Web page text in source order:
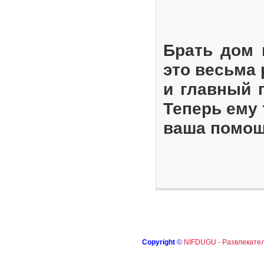
Брать дом
это весьма
и главный
Теперь ему
ваша
Copyright © NIFDUGU -